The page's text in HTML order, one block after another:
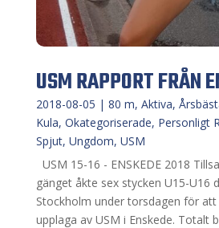
USM RAPPORT FRÅN
2018-08-05 | 80 m, Aktiva,
Kula, Okategoriserade, Personligt
Spjut, Ungdom, USM
USM 15-16 - ENSKEDE 2018
gänget åkte sex stycken U15-U16
Stockholm under torsdagen för
upplaga av USM i Enskede. Totalt